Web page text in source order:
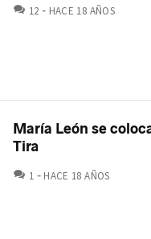
12 COMENTARIOS
HACE 18 AÑOS
María León se
Tira
1 COMENTARIOS
HACE 18 AÑOS